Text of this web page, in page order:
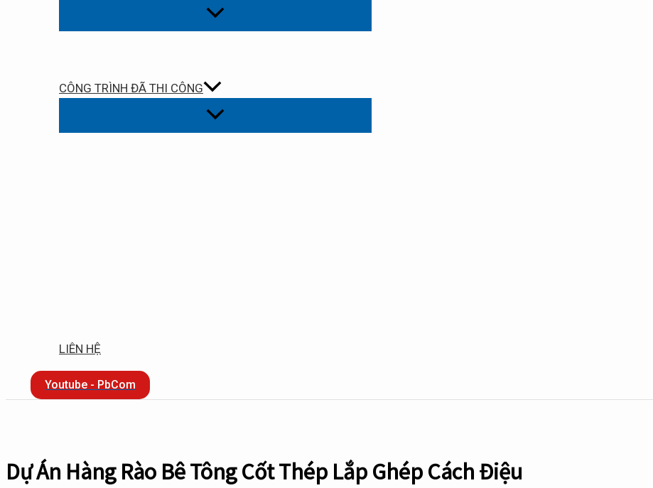
CÔNG TRÌNH ĐÃ THI CÔNG
LIÊN HỆ
Youtube - PbCom
Dự Án Hàng Rào Bê Tông Cốt Thép Lắp Ghép Cách Điệu